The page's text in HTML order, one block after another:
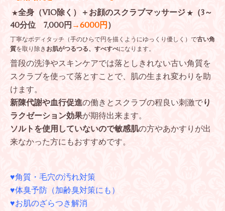
★全身（VIO除く）＋お顔のスクラブマッサージ ★
（3～
40分位 7,000円 →6000円 ）
丁寧なボディタッチ（手のひらで円を描くようにゆっくり優しく）で古い角
質を取り除き お肌がつるつる、すべすべになります。
普段の洗浄やスキンケアでは落としきれない古い角質を
スクラブを使って落とすことで、肌の生まれ変わりを助
けます。
新陳代謝や血行促進の働きとスクラブの程良い刺激でり
ラクゼーション効果が期待出来ます。
ソルトを使用していないので敏感肌の方やあかすりが出
来なかった方にもおすすめです。
♥角質・毛穴の汚れ対策
♥体臭予防（加齢臭対策にも）
♥お肌のざらつき解消